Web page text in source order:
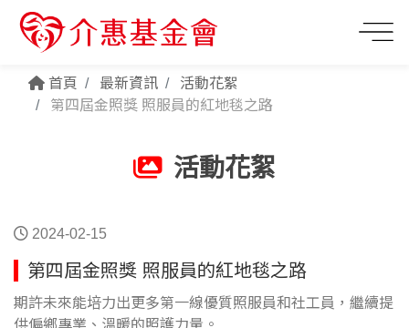
首頁 最新資訊
活動花絮
第四屆金照獎 照服員的紅地毯之路
活動花絮
2024-02-15
第四屆金照獎 照服員的紅地毯之路
期許未來能培力出更多第一線優質照服員和社工員，繼續提
供偏鄉專業、溫暖的照護力量。